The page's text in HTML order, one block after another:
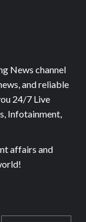
News channel
and reliable
24/7 Live
Infotainment,
affairs and